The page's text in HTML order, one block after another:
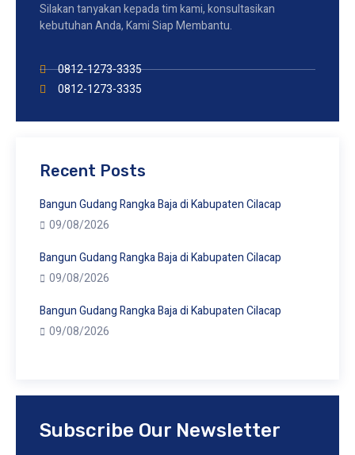
Silakan tanyakan kepada tim kami, konsultasikan
kebutuhan Anda, Kami Siap Membantu.
0812-1273-3335
0812-1273-3335
Recent Posts
Bangun Gudang Rangka Baja di Kabupaten Cilacap
09/08/2026
Bangun Gudang Rangka Baja di Kabupaten Cilacap
09/08/2026
Bangun Gudang Rangka Baja di Kabupaten Cilacap
09/08/2026
Subscribe Our Newsletter